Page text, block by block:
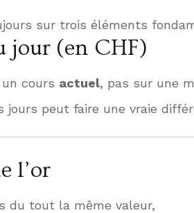
sur trois éléments
jour (en CHF)
cours actuel, pas sur une
jours peut faire une vraie
l’or
du tout la même valeur,